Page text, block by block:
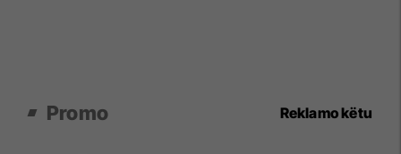
Promo Reklamo këtu